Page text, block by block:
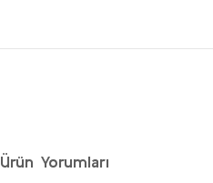
Ürün Yorumları